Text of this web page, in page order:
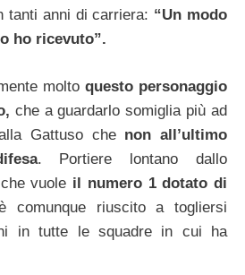
tanti anni di carriera: “Un modo
ho ricevuto”.
molto questo personaggio
che a guardarlo somiglia più ad
Gattuso che non all’ultimo
. Portiere lontano dallo
vuole il numero 1 dotato di
comunque riuscito a togliersi
in tutte le squadre in cui ha